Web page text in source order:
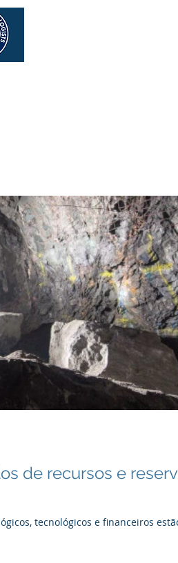
de recursos e
tecnológicos e financeiros